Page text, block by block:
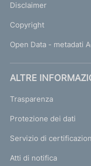
Disclaimer
Copyright
Open Data - metadati
ALTRE
Trasparenza
Protezione dei dati
Servizio di
Atti di notifica